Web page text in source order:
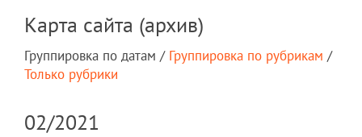
Карта сайта (архив)
Группировка по датам / Группировка по рубрикам /
Только рубрики
02/2021